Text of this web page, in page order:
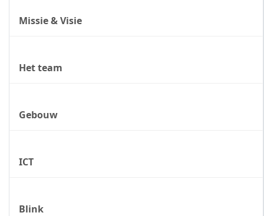
Missie & Visie
Het team
Gebouw
ICT
Blink